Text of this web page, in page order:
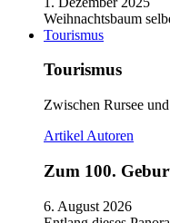
Weihnachtsbaum
Tourismus
Tourismus
Zwischen Rursee
Artikel Autoren
Zum 100.
6. August 2026